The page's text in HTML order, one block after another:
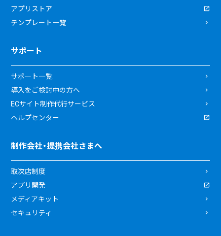
アプリストア
テンプレート一覧
サポート
サポート一覧
導入をご検討中の方へ
ECサイト制作代行サービス
ヘルプセンター
制作会社・提携会社さまへ
取次店制度
アプリ開発
メディアキット
セキュリティ